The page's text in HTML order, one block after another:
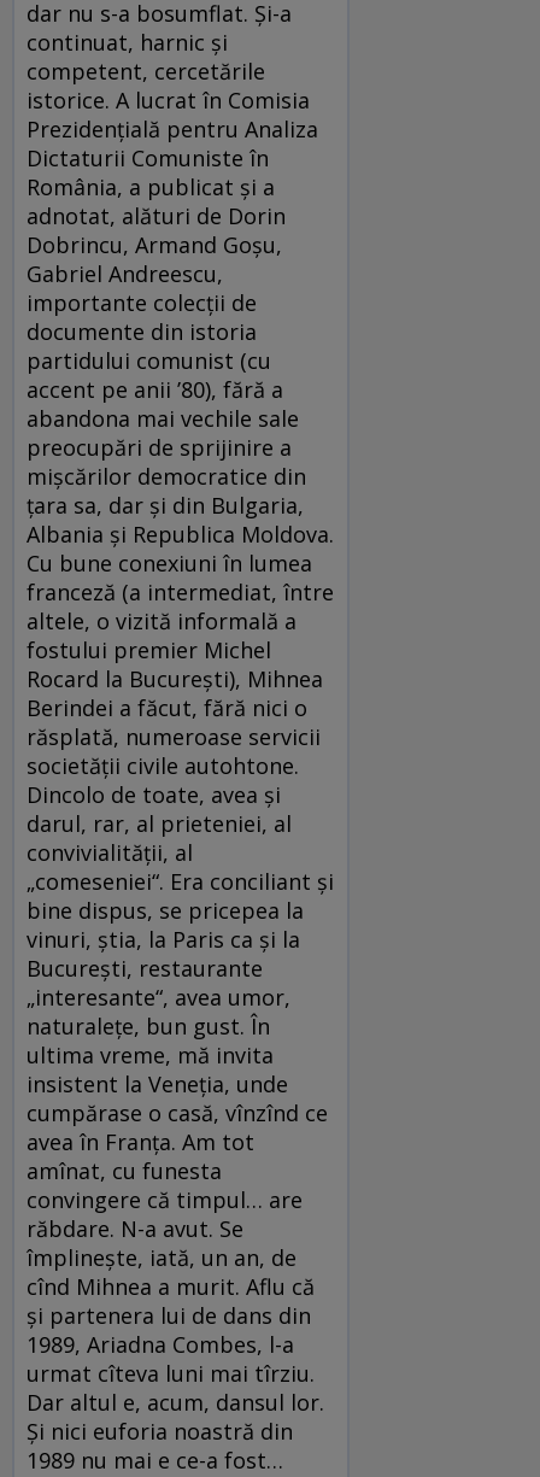
dar nu s-a bosumflat. Și-a
continuat, harnic și
competent, cercetările
istorice. A lucrat în Comisia
Prezidențială pentru Analiza
Dictaturii Comuniste în
România, a publicat și a
adnotat, alături de Dorin
Dobrincu, Armand Goșu,
Gabriel Andreescu,
importante colecții de
documente din istoria
partidului comunist (cu
accent pe anii ’80), fără a
abandona mai vechile sale
preocupări de sprijinire a
mișcărilor democratice din
țara sa, dar și din Bulgaria,
Albania și Republica Moldova.
Cu bune conexiuni în lumea
franceză (a intermediat, între
altele, o vizită informală a
fostului premier Michel
Rocard la București), Mihnea
Berindei a făcut, fără nici o
răsplată, numeroase servicii
societății civile autohtone.
Dincolo de toate, avea și
darul, rar, al prieteniei, al
convivialității, al
„comeseniei“. Era conciliant și
bine dispus, se pricepea la
vinuri, știa, la Paris ca și la
București, restaurante
„interesante“, avea umor,
naturalețe, bun gust. În
ultima vreme, mă invita
insistent la Veneția, unde
cumpărase o casă, vînzînd ce
avea în Franța. Am tot
amînat, cu funesta
convingere că timpul… are
răbdare. N-a avut. Se
împlinește, iată, un an, de
cînd Mihnea a murit. Aflu că
și partenera lui de dans din
1989, Ariadna Combes, l-a
urmat cîteva luni mai tîrziu.
Dar altul e, acum, dansul lor.
Și nici euforia noastră din
1989 nu mai e ce-a fost…